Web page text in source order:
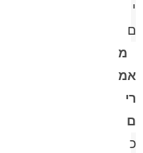
י
ם
מ
אמ
רי
ם
כ